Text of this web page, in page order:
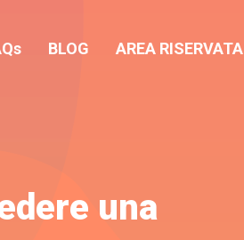
BLOG AREA RISERVATA
una